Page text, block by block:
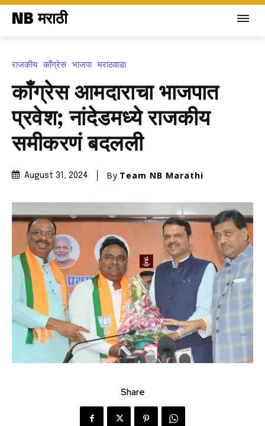
NB मराठी
राजकीय काँग्रेस भाजपा मराठवाडा
काँग्रेस आमदाराचा भाजपात
प्रवेश; नांदेडमध्ये राजकीय
समीकरणं बदलली
August 31, 2024 By Team NB Marathi
Share